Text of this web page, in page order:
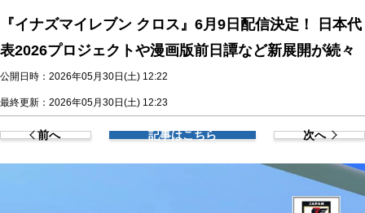
『イナズマイレブン クロス』6月9日配信決定！ 日本代
表2026プロジェクトや漫画版前日譚など新展開が続々
公開日時：2026年05月30日(土) 12:22
最終更新：2026年05月30日(土) 12:23
前へ 記事はこちら 次へ